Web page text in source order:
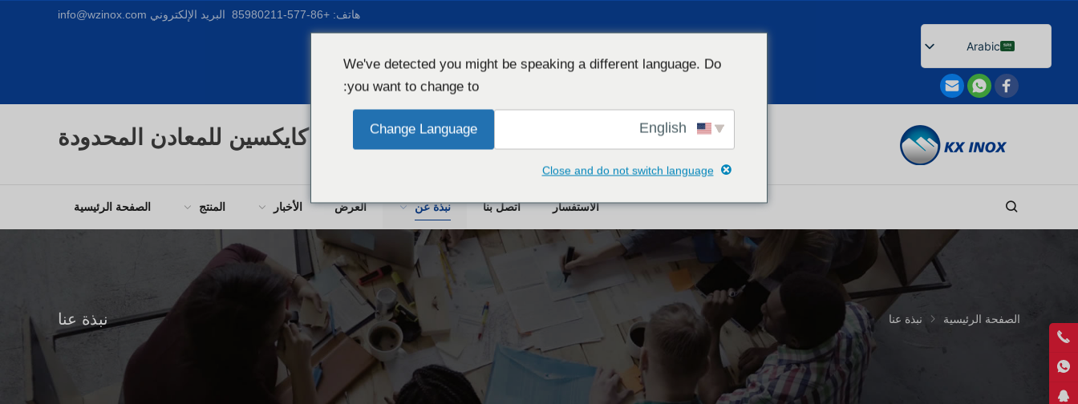
هاتف: +86-577-85980211 البريد الإلكتروني info@wzinox.com
Arabic
English
Afrikaans
Catalan
Dutch (Belgium)
شركة ونزهو كايكسين للمعادن المحدودة
الصفحة الرئيسية المنتج الأخبار العرض نبذة عن اتصل بنا الاستفسار
نبذة عنا الصفحة الرئيسية نبذة عنا
We've detected you might be speaking a different language. Do
you want to change to:
Change Language
Close and do not switch language